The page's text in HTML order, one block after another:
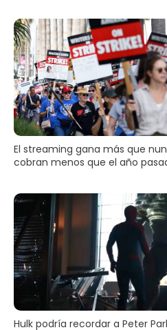
El streaming gana más que
cobran menos que el año
Hulk podría recordar a Peter